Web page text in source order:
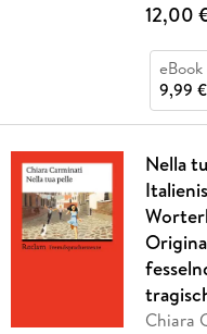
12,00
9,99 €
Nella
Chiara